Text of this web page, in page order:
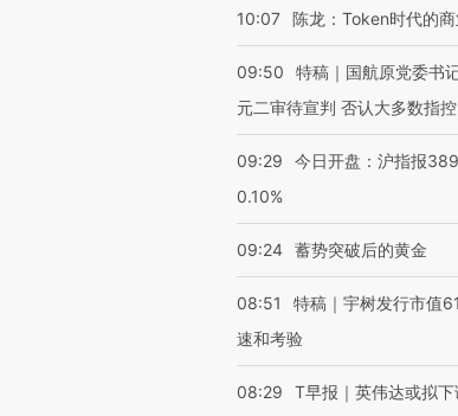
10:07 陈龙：Token时代的
09:50
特稿｜国航原党委书
元二审待宣判 否认大多数指控
09:29
今日开盘：沪指报
0.10%
09:24 蓄势突破后的黄金
08:51
特稿｜宇树发行市值
速和考验
08:29
T早报｜英伟达或拟